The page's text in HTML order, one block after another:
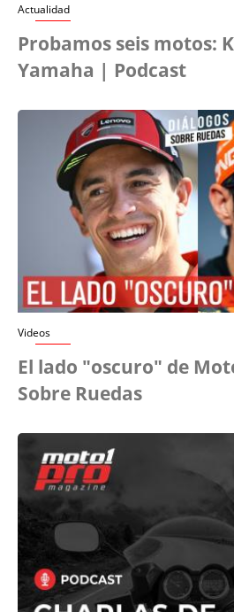
Actualidad
Probamos seis motos:
Yamaha | Podcast
Videos
El lado "oscuro" de
Sobre Ruedas